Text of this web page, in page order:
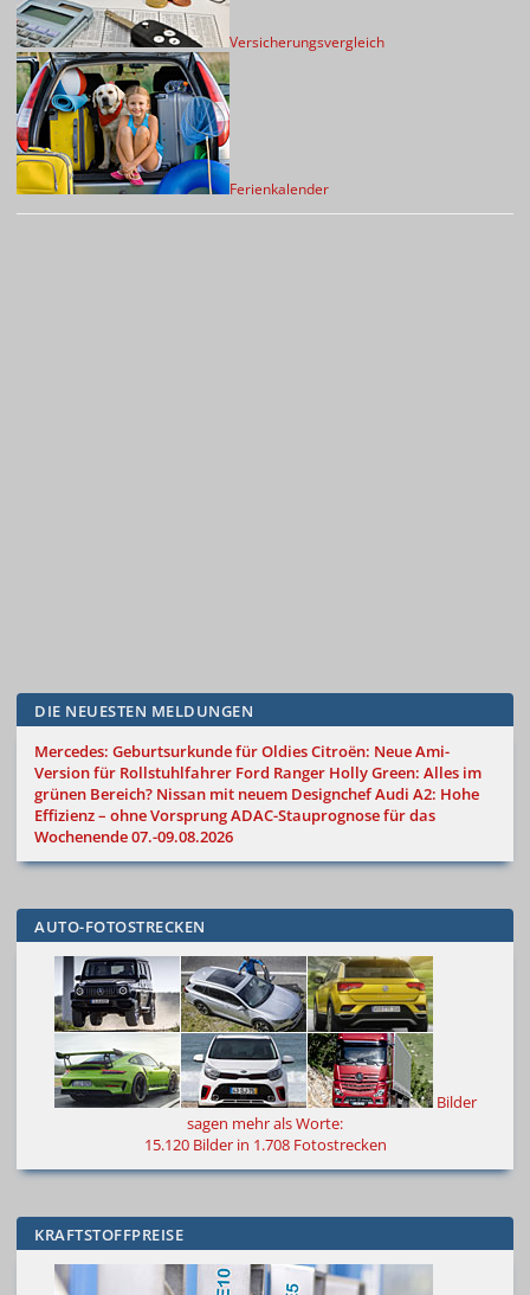
Versicherungsvergleich
Ferienkalender
DIE NEUESTEN MELDUNGEN
Mercedes: Geburtsurkunde für OldiesCitroën: Neue Ami-
Version für Rollstuhlfahrer Ford Ranger Holly Green: Alles im
grünen Bereich? Nissan mit neuem DesignchefAudi A2: Hohe
Effizienz – ohne VorsprungADAC-Stauprognose für das
Wochenende 07.-09.08.2026
AUTO-FOTOSTRECKEN
Bilder
sagen mehr als Worte:
15.120 Bilder in 1.708 Fotostrecken
KRAFTSTOFFPREISE